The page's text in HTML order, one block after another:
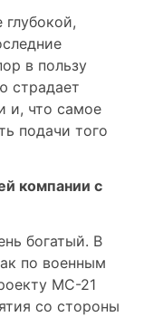
в пользу
страдает
и, что самое
подачи того
компании с
богатый. В
по военным
МС-21
со стороны